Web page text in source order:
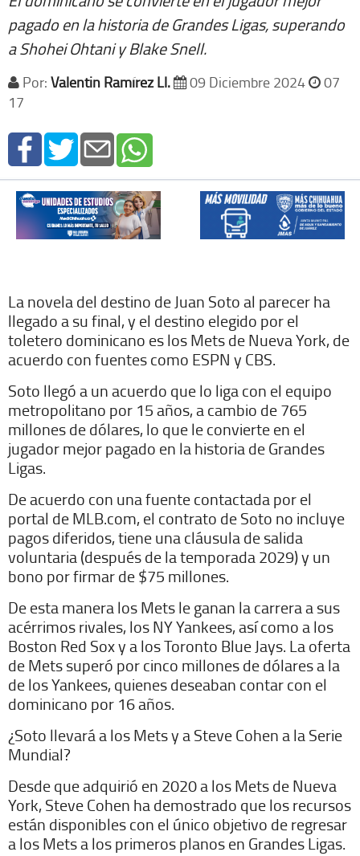
pagado en la historia de Grandes Ligas, superando
a Shohei Ohtani y Blake Snell.
Por: Valentin Ramírez Ll. 09 Diciembre 2024
07
17
La novela del destino de Juan Soto al parecer ha
llegado a su final, y el destino elegido por el
toletero dominicano es los Mets de Nueva York, de
acuerdo con fuentes como ESPN y CBS.
Soto llegó a un acuerdo que lo liga con el equipo
metropolitano por 15 años, a cambio de 765
millones de dólares, lo que le convierte en el
jugador mejor pagado en la historia de Grandes
Ligas.
De acuerdo con una fuente contactada por el
portal de MLB.com, el contrato de Soto no incluye
pagos diferidos, tiene una cláusula de salida
voluntaria (después de la temporada 2029) y un
bono por firmar de $75 millones.
De esta manera los Mets le ganan la carrera a sus
acérrimos rivales, los NY Yankees, así como a los
Boston Red Sox y a los Toronto Blue Jays. La oferta
de Mets superó por cinco millones de dólares a la
de los Yankees, quienes deseaban contar con el
dominicano por 16 años.
¿Soto llevará a los Mets y a Steve Cohen a la Serie
Mundial?
Desde que adquirió en 2020 a los Mets de Nueva
York, Steve Cohen ha demostrado que los recursos
están disponibles con el único objetivo de regresar
a los Mets a los primeros planos en Grandes Ligas.